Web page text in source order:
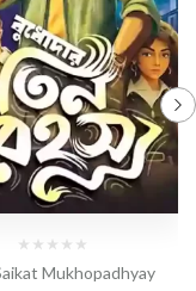
Mukhopadhyay